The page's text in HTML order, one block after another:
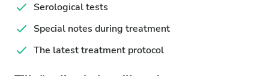
Serological tests
Special notes during treatment
The latest treatment protocol